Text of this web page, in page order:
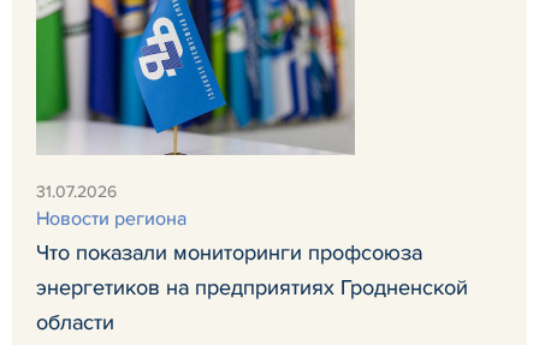
31.07.2026
Новости региона
Что показали мониторинги профсоюза
энергетиков на предприятиях Гродненской
области